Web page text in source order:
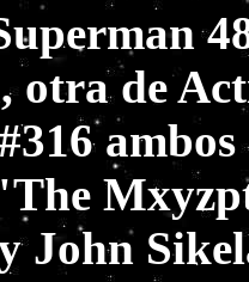
otra de
John